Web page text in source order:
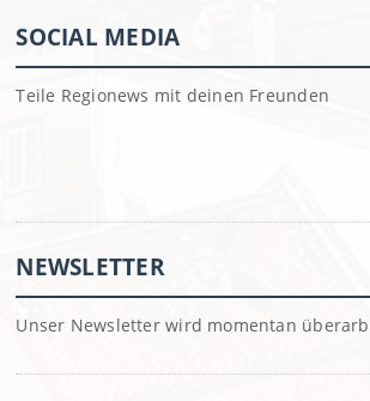
SOCIAL MEDIA
Teile Regionews mit deinen Freunden
NEWSLETTER
Unser Newsletter wird momentan